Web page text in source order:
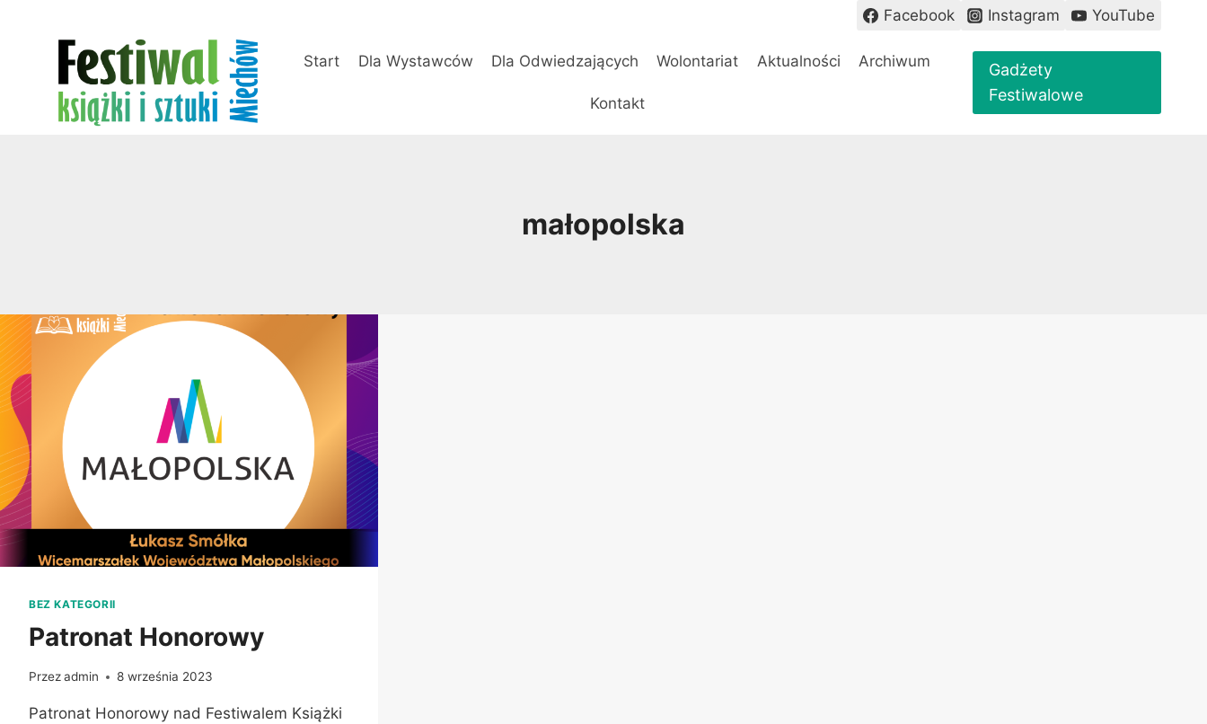
Facebook Instagram YouTube
Start Dla Wystawców Dla Odwiedzających Wolontariat Aktualności Archiwum
Kontakt
Gadżety
Festiwalowe
małopolska
BEZ KATEGORII
Patronat Honorowy
Przezadmin 8 września 2023
Patronat Honorowy nad Festiwalem Książki